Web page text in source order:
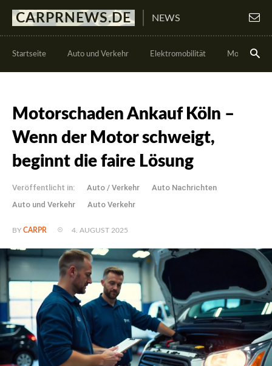
CARPRNEWS.DE NEWS
Startseite Auto und Verkehr Elektromobilität Motorsport
Motorschaden Ankauf Köln –
Wenn der Motor schweigt,
beginnt die faire Lösung
Veröffentlicht in: Auto / Verkehr
Auto Nachrichten
Auto und Verkehr
Auto Verkehr
BY CARPR 4. AUGUST 2025